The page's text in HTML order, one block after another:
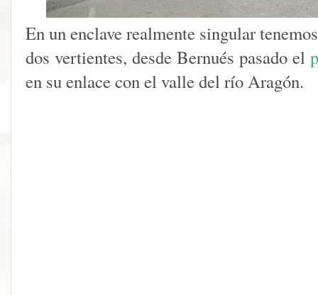
En un enclave realmente singular
dos vertientes, desde Bernués pasado el
en su enlace con el valle del río Aragón.